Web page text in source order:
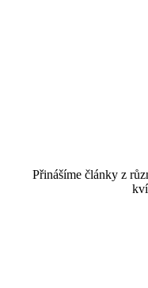
Přinášíme články z